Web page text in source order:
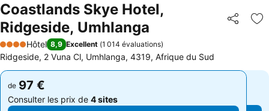
Coastlands Skye Hotel,
Ridgeside, Umhlanga
Partager
4 Étoiles
Hôtel 8,9 Excellent (1 014 évaluations)
Ridgeside, 2 Vuna Cl, Umhlanga, 4319, Afrique du Sud
de 97 €
Consulter les prix de 4 sites
de 97 €
Consulter les prix de 4 sites